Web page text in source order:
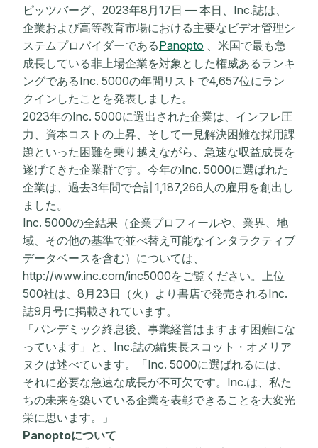
ピッツバーグ、2023年8月17日 — 本日、Inc.誌は、
企業および高等教育市場における主要なビデオ管理シ
ステムプロバイダーであるPanopto 、米国で最も急
成長している非上場企業を対象とした権威あるランキ
ングであるInc. 5000の年間リストで4,657位にラン
クインしたことを発表しました。
2023年のInc. 5000に選出された企業は、インフレ圧
力、資本コストの上昇、そして一見解決困難な採用課
題といった困難を乗り越えながら、急速な収益成長を
遂げてきた企業群です。今年のInc. 5000に選ばれた
企業は、過去3年間で合計1,187,266人の雇用を創出し
ました。
Inc. 5000の全結果（企業プロフィールや、業界、地
域、その他の基準で並べ替え可能なインタラクティブ
データベースを含む）については、
http://www.inc.com/inc5000をご覧ください。上位
500社は、8月23日（火）より書店で発売されるInc.
誌9月号に掲載されています。
「パンデミック終息後、事業経営はますます困難にな
っています」と、Inc.誌の編集長スコット・オメリア
ヌクは述べています。「Inc. 5000に選ばれるには、
それに必要な急速な成長が不可欠です。Inc.は、私た
ちの未来を築いている企業を表彰できることを大変光
栄に思います。」
Panoptoについて